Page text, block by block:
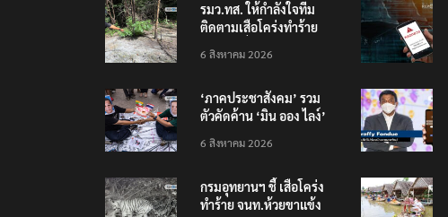
รมว.ทส. ให้กำลังใจทีม
ติดตามเสือโคร่งทำร้าย
6 สิงหาคม 2026
‘ภาคประชาสังคม’ รวม
ตัวคัดค้าน ‘มิน ออง ไลง์’
ต้อนรับอาชญากร’
6 สิงหาคม 2026
กรมอุทยานฯ ชี้ เสือโคร่ง
ทำร้าย จนท.ห้วยขาแข้ง